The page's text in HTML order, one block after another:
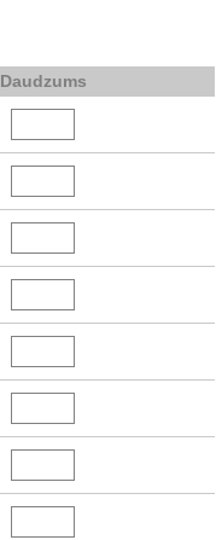
Daudzums